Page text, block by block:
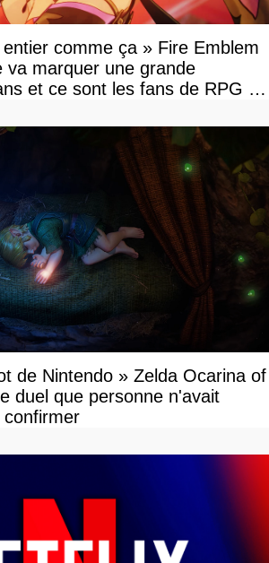
comme ça » Fire Emblem
va marquer une grande
et ce sont les fans de RPG en
de Nintendo » Zelda Ocarina of
duel que personne n'avait
confirmer